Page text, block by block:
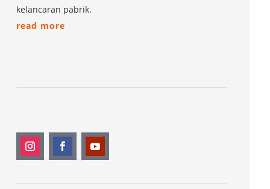
kelancaran pabrik.
read more